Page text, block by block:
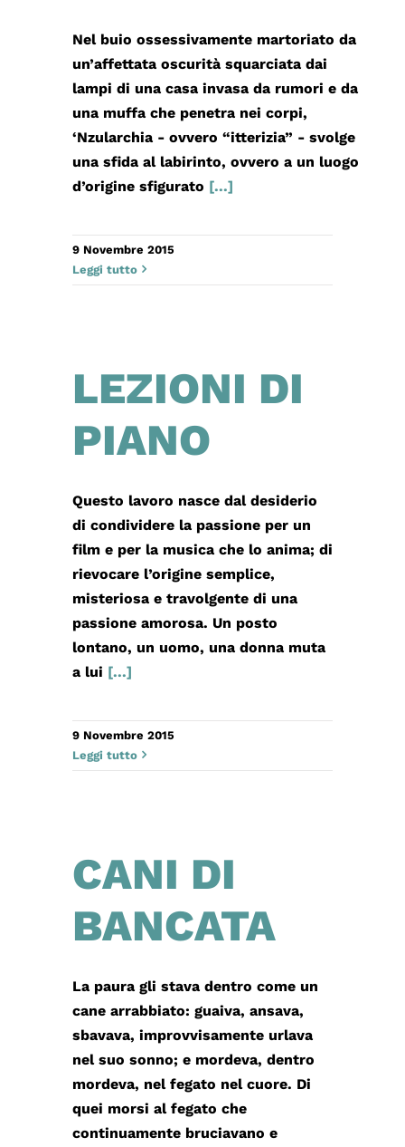
Nel buio ossessivamente martoriato da
un’affettata oscurità squarciata dai
lampi di una casa invasa da rumori e da
una muffa che penetra nei corpi,
‘Nzularchia - ovvero “itterizia” - svolge
una sfida al labirinto, ovvero a un luogo
d’origine sfigurato [...]
9 Novembre 2015
Leggi tutto
LEZIONI DI
PIANO
Questo lavoro nasce dal desiderio
di condividere la passione per un
film e per la musica che lo anima; di
rievocare l’origine semplice,
misteriosa e travolgente di una
passione amorosa. Un posto
lontano, un uomo, una donna muta
a lui [...]
9 Novembre 2015
Leggi tutto
CANI DI
BANCATA
La paura gli stava dentro come un
cane arrabbiato: guaiva, ansava,
sbavava, improvvisamente urlava
nel suo sonno; e mordeva, dentro
mordeva, nel fegato nel cuore. Di
quei morsi al fegato che
continuamente bruciavano e